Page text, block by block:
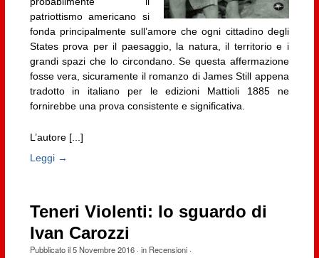
patriottismo americano si
fonda principalmente sull’amore che ogni cittadino degli
States prova per il paesaggio, la natura, il territorio e i
grandi spazi che lo circondano. Se questa affermazione
fosse vera, sicuramente il romanzo di James Still appena
tradotto in italiano per le edizioni Mattioli 1885 ne
fornirebbe una prova consistente e significativa.
L’autore [...]
Leggi →
Teneri Violenti: lo sguardo di
Ivan Carozzi
Pubblicato il5 Novembre 2016· in Recensioni·